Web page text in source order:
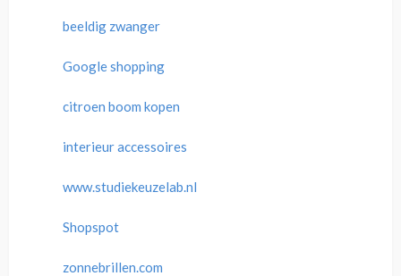
beeldig zwanger
Google shopping
citroen boom kopen
interieur accessoires
www.studiekeuzelab.nl
Shopspot
zonnebrillen.com